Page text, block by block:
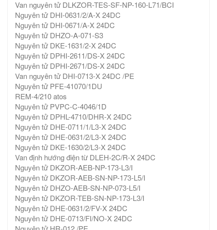
Van nguyên tử DLKZOR-TES-SF-NP-160-L71/BCI
Nguyên tử DHI-0631/2/A-X 24DC
Nguyên tử DHI-0671/A-X 24DC
Nguyên tử DHZO-A-071-S3
Nguyên tử DKE-1631/2-X 24DC
Nguyên tử DPHI-2611/DS-X 24DC
Nguyên tử DPHI-2671/DS-X 24DC
Van nguyên tử DHI-0713-X 24DC /PE
Nguyên tử PFE-41070/1DU
REM-4/210 atos
Nguyên tử PVPC-C-4046/1D
Nguyên tử DPHL-4710/DHR-X 24DC
Nguyên tử DHE-0711/1/L3-X 24DC
Nguyên tử DHE-0631/2/L3-X 24DC
Nguyên tử DKE-1630/2/L3-X 24DC
Van định hướng điện từ DLEH-2C/R-X 24DC
Nguyên tử DKZOR-AEB-NP-173-L3/I
Nguyên tử DKZOR-AEB-SN-NP-173-L5/I
Nguyên tử DHZO-AEB-SN-NP-073-L5/I
Nguyên tử DKZOR-TEB-SN-NP-173-L3/I
Nguyên tử DHE-0631/2/FV-X 24DC
Nguyên tử DHE-0713/FI/NO-X 24DC